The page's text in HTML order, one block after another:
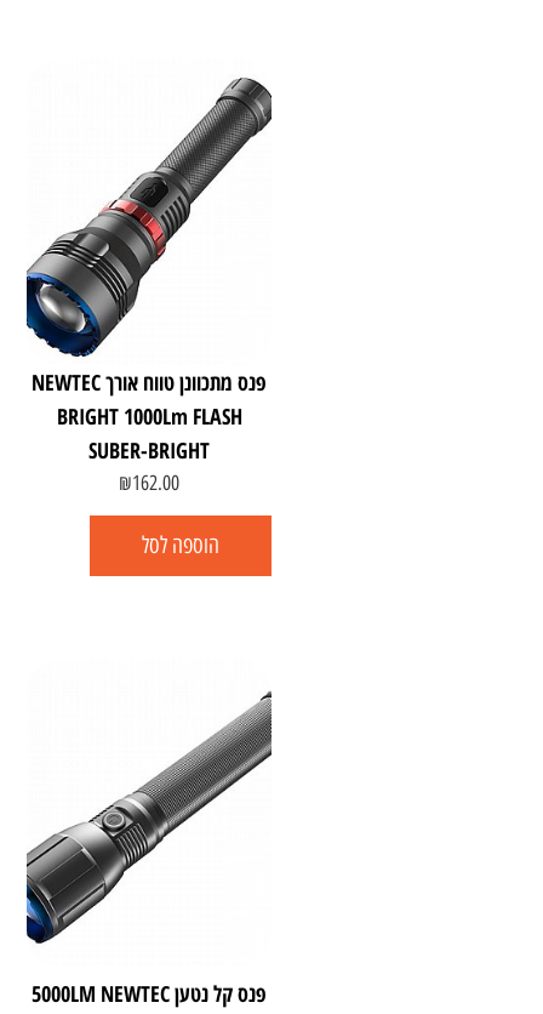
פנס מתכוונן טווח אורך NEWTEC
BRIGHT 1000Lm FLASH
SUBER-BRIGHT
₪162.00
הוספה לסל
פנס קל נטען 5000LM NEWTEC